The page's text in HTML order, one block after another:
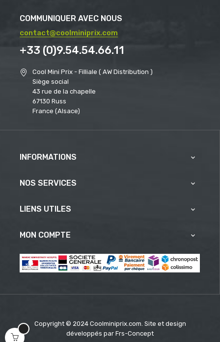
COMMUNIQUER AVEC NOUS
contact@coolminiprix.com
+33 (0)9.54.54.66.11
Cool Mini Prix - Filliale ( AW Distribution )
Siège social
43 rue de la chapelle
67130 Russ
France (Alsace)
INFORMATIONS 
NOS SERVICES 
LIENS UTILES 
MON COMPTE 
Copyright © 2024 Coolminiprix.com. Site et design
développés par Frs-Concept